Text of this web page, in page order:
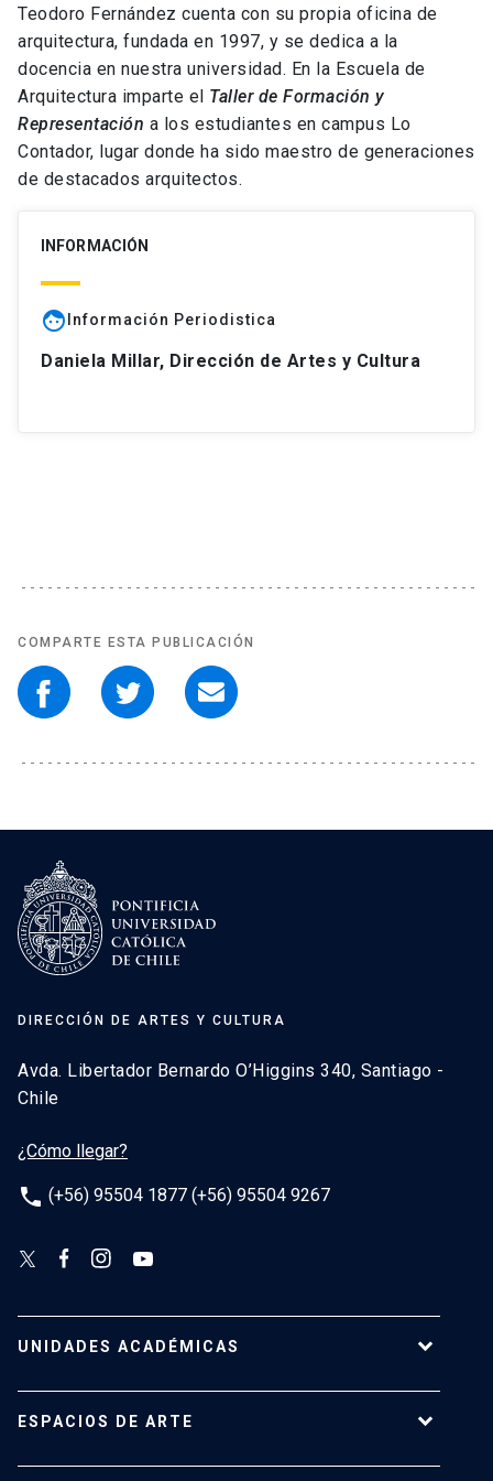
Teodoro Fernández cuenta con su propia oficina de
arquitectura, fundada en 1997, y se dedica a la
docencia en nuestra universidad. En la Escuela de
Arquitectura imparte el Taller de Formación y
Representación a los estudiantes en campus Lo
Contador, lugar donde ha sido maestro de generaciones
de destacados arquitectos.
INFORMACIÓN
face Información Periodistica
Daniela Millar, Dirección de Artes y Cultura
COMPARTE ESTA PUBLICACIÓN
DIRECCIÓN DE ARTES Y CULTURA
Avda. Libertador Bernardo O’Higgins 340, Santiago -
Chile
¿Cómo llegar?
phone (+56) 95504 1877 (+56) 95504 9267
UNIDADES ACADÉMICAS
Escuela de Arquitectura
Escuela de Arte
ESPACIOS DE ARTE